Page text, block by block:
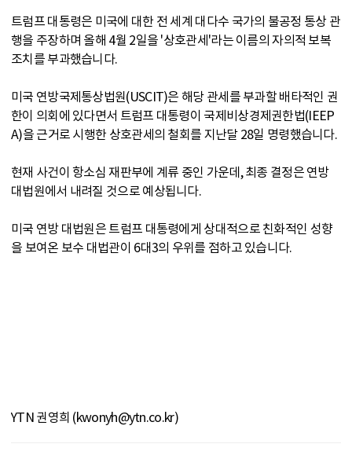
트럼프 대통령은 미국에 대한 전 세계 대다수 국가의 불공정 통상 관
행을 주장하며 올해 4월 2일을 '상호관세'라는 이름의 자의적 보복
조치를 부과했습니다.
미국 연방국제통상법원(USCIT)은 해당 관세를 부과할 배타적인 권
한이 의회에 있다면서 트럼프 대통령이 국제비상경제권한법(IEEP
A)을 근거로 시행한 상호관세의 철회를 지난달 28일 명령했습니다.
현재 사건이 항소심 재판부에 계류 중인 가운데, 최종 결정은 연방
대법원에서 내려질 것으로 예상됩니다.
미국 연방 대법원은 트럼프 대통령에게 상대적으로 친화적인 성향
을 보여온 보수 대법관이 6대3의 우위를 점하고 있습니다.
YTN 권영희 (kwonyh@ytn.co.kr)